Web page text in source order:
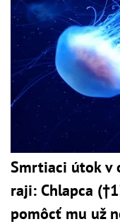
Smrtiaci útok v
raji: Chlapca
pomôcť mu už